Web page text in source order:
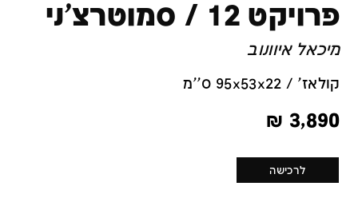
פרויקט 12 / סמוטרצ'ני
מיכאל איוונוב
קולאז' / 95x53x22 ס''מ
3,890
₪
לרכישה